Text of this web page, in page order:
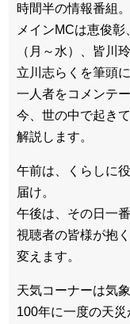
時間半の情報番組。
メインMCは恵俊
（月～水）、皆川
立川志らくを筆頭
一人者をコメンテ
今、世の中で起き
解説します。
午前は、くらしに
届け。
午後は、その日一
視聴者の皆様が抱
変えます。
天気コーナーは気
100年に一度の天災